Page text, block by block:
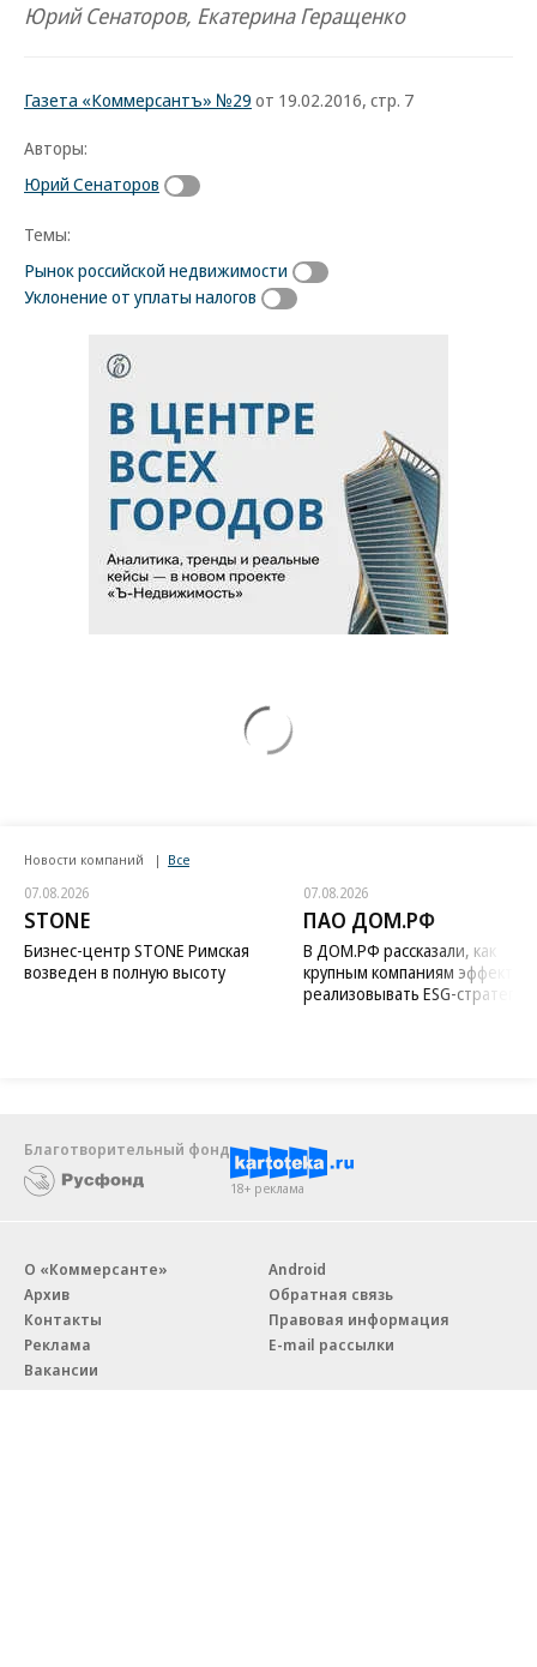
Юрий Сенаторов, Екатерина Геращенко
Газета «Коммерсантъ» №29 от 19.02.2016, стр. 7
Авторы:
Юрий Сенаторов
Темы:
Рынок российской недвижимости
Уклонение от уплаты налогов
Новости компаний Все
07.08.2026
STONE
Бизнес-центр STONE Римская
возведен в полную высоту
07.08.2026
ПАО ДОМ.РФ
В ДОМ.РФ рассказали, как
крупным компаниям
реализовывать ESG-стратегию
Благотворительный фонд
18+ реклама
О «Коммерсанте»
Архив
Контакты
Реклама
Вакансии
Android
Обратная связь
Правовая информация
E-mail рассылки